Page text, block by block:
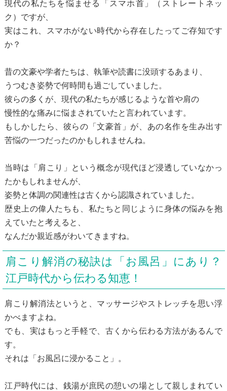
現代の私たちを悩ませる「スマホ首」（ストレートネッ
ク）ですが、
実はこれ、スマホがない時代から存在したってご存知です
か？
昔の文豪や学者たちは、執筆や読書に没頭するあまり、
うつむき姿勢で何時間も過ごしていました。
彼らの多くが、現代の私たちが感じるような首や肩の
慢性的な痛みに悩まされていたと言われています。
もしかしたら、彼らの「文豪首」が、あの名作を生み出す
苦悩の一つだったのかもしれませんね。
当時は「肩こり」という概念が現代ほど浸透していなかっ
たかもしれませんが、
姿勢と体調の関連性は古くから認識されていました。
歴史上の偉人たちも、私たちと同じように身体の悩みを抱
えていたと考えると、
なんだか親近感がわいてきますね。
肩こり解消の秘訣は「お風呂」にあり？
江戸時代から伝わる知恵！
肩こり解消法というと、マッサージやストレッチを思い浮
かべますよね。
でも、実はもっと手軽で、古くから伝わる方法があるんで
す。
それは「お風呂に浸かること」。
江戸時代には、銭湯が庶民の憩いの場として親しまれてい